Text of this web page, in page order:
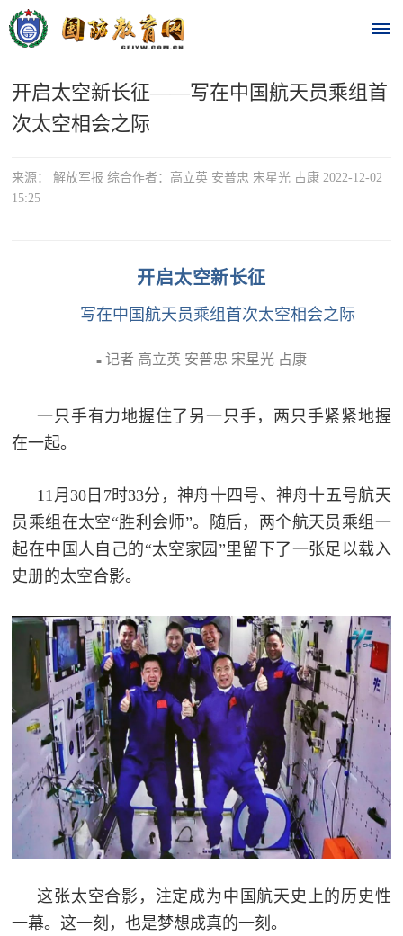
首
时
时
要
热
点
追
点
追
踪
防
法
国
防
法
规
国
防
知
识
国
防
识
全
民
防
全
开启太空新长征——写在中国航天员乘组首
次太空相会之际
来源： 解放军报 综合作者：高立英 安普忠 宋星光 占康 2022-12-02
15:25
开启太空新长征
——写在中国航天员乘组首次太空相会之际
■ 记者 高立英 安普忠 宋星光 占康
一只手有力地握住了另一只手，两只手紧紧地握
在一起。
11月30日7时33分，神舟十四号、神舟十五号航天
员乘组在太空“胜利会师”。随后，两个航天员乘组一
起在中国人自己的“太空家园”里留下了一张足以载入
史册的太空合影。
这张太空合影，注定成为中国航天史上的历史性
一幕。这一刻，也是梦想成真的一刻。